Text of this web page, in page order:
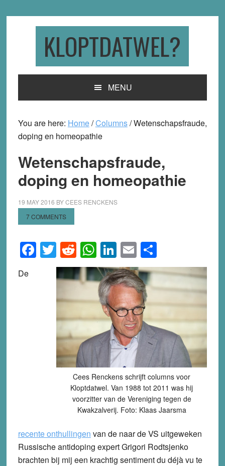
KLOPTDATWEL?
MENU
You are here: Home/Columns/Wetenschapsfraude,
doping en homeopathie
Wetenschapsfraude,
doping en homeopathie
19 MAY 2016 BYCEES RENCKENS
7 COMMENTS
Facebook
Twitter
Reddit
WhatsApp
LinkedIn
EmailShare
Cees Renckens schrijft columns voor
Kloptdatwel. Van 1988 tot 2011 was hij
voorzitter van de Vereniging tegen de
Kwakzalverij. Foto: Klaas Jaarsma
De
recente onthullingen van de naar de VS uitgeweken
Russische antidoping expert Grigori Rodtsjenko
brachten bij mij een krachtig sentiment du déjà vu te